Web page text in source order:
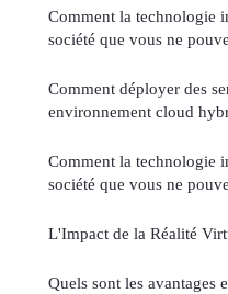
Comment la technologie
société que vous ne
Comment déployer des
environnement cloud
Comment la technologie
société que vous ne
L'Impact de la Réalité
Quels sont les avantages